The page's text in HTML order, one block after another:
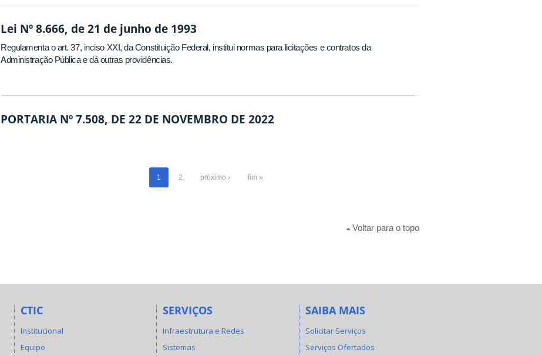
Lei Nº 8.666, de 21 de junho de 1993
Regulamenta o art. 37, inciso XXI, da Constituição Federal, institui normas para licitações e contratos da
Administração Pública e dá outras providências.
PORTARIA Nº 7.508, DE 22 DE NOVEMBRO DE 2022
1 2 próximo › fim »
Voltar para o topo
CTIC
Institucional
Equipe
SERVIÇOS
Infraestrutura e Redes
Sistemas
SAIBA MAIS
Solicitar Serviços
Serviços Ofertados